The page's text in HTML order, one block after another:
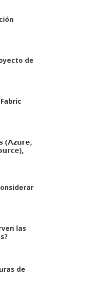
de
(𝗔𝘇𝘂𝗿𝗲,
las
de